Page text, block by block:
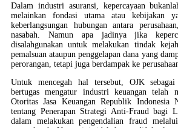
Dalam industri asuransi, kepercayaan
melainkan fondasi utama atau kebijakan
keberlangsungan hubungan antara
nasabah. Namun apa jadinya jika
disalahgunakan untuk melakukan tindak
pemalsuan ataupun penggelapan dana yang
perorangan, tetapi juga berdampak ke
Untuk mencegah hal tersebut, OJK
bertugas mengatur industri keuangan telah
Otoritas Jasa Keuangan Republik Indonesia
tentang Penerapan Strategi Anti-Fraud bagi
dalam melakukan pengendalian fraud